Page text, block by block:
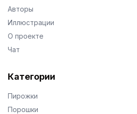
Авторы
Иллюстрации
О проекте
Чат
Категории
Пирожки
Порошки